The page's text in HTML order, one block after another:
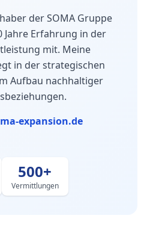
der SOMA Gruppe
Jahre Erfahrung in der
mit. Meine
in der strategischen
Aufbau nachhaltiger
expansion.de
500+
Vermittlungen